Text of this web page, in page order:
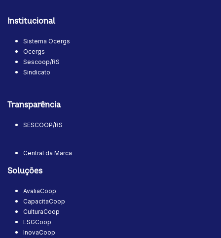
Institucional
Sistema Ocergs
Ocergs
Sescoop/RS
Sindicato
Transparência
SESCOOP/RS
Central da Marca
Soluções
AvaliaCoop
CapacitaCoop
CulturaCoop
ESGCoop
InovaCoop